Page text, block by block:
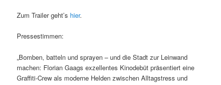
Zum Trailer geht’s hier.
Pressestimmen:
„Bomben, batteln und sprayen – und die Stadt zur Leinwand
machen: Florian Gaags exzellentes Kinodebüt präsentiert eine
Graffiti-Crew als moderne Helden zwischen Alltagstress und